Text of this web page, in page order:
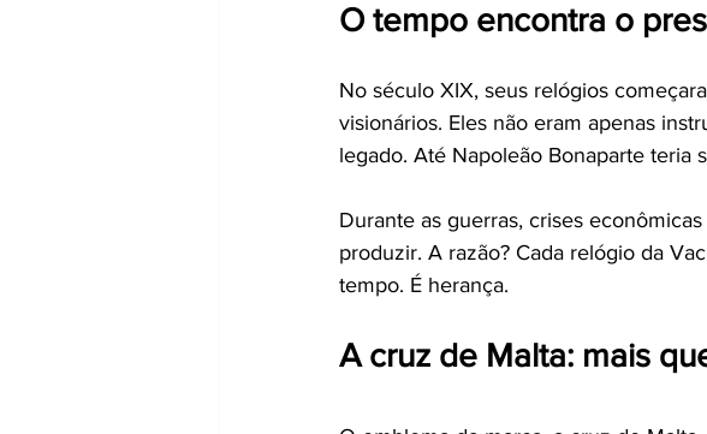
O tempo encontra o
No século XIX, seus relógios
visionários. Eles não eram apenas
legado. Até Napoleão Bonaparte teria
Durante as guerras, crises
produzir. A razão? Cada relógio da
tempo. É herança.
A cruz de Malta: mais